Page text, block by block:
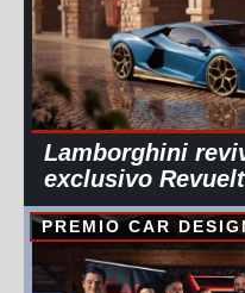
Lamborghini
exclusivo
PREMIO CAR